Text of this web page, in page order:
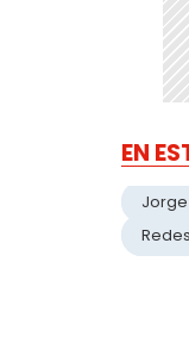
EN
Jorge